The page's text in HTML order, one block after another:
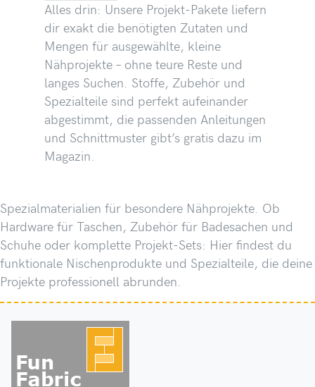
Alles drin: Unsere Projekt-Pakete liefern
dir exakt die benötigten Zutaten und
Mengen für ausgewählte, kleine
Nähprojekte – ohne teure Reste und
langes Suchen. Stoffe, Zubehör und
Spezialteile sind perfekt aufeinander
abgestimmt, die passenden Anleitungen
und Schnittmuster gibt’s gratis dazu im
Magazin.
Spezialmaterialien für besondere Nähprojekte. Ob
Hardware für Taschen, Zubehör für Badesachen und
Schuhe oder komplette Projekt-Sets: Hier findest du
funktionale Nischenprodukte und Spezialteile, die deine
Projekte professionell abrunden.